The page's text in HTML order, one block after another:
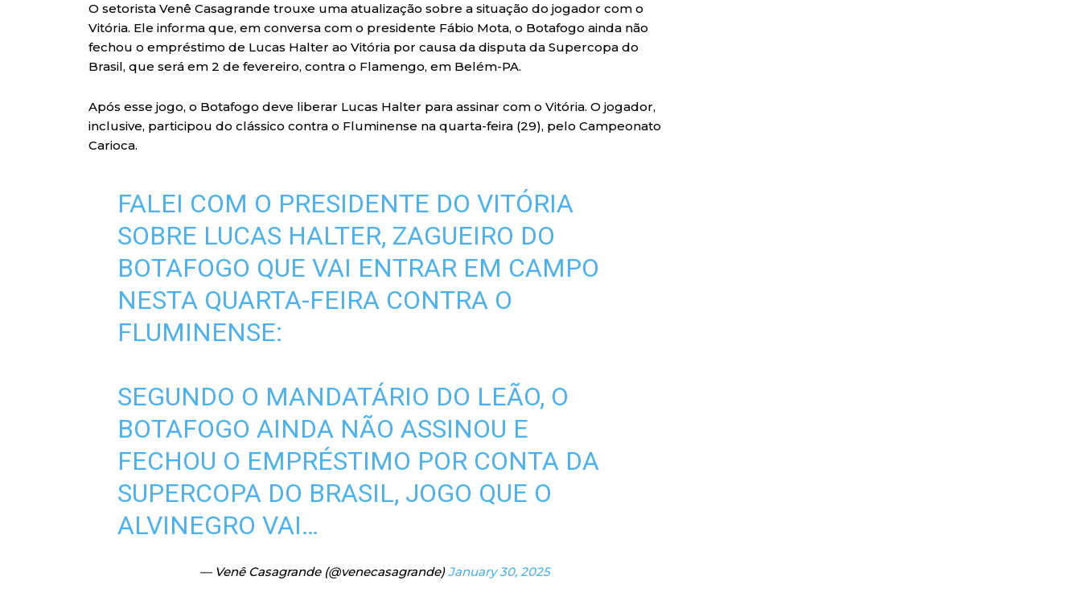
O setorista Venê Casagrande trouxe uma atualização sobre a situação do jogador com o
Vitória. Ele informa que, em conversa com o presidente Fábio Mota, o Botafogo ainda não
fechou o empréstimo de Lucas Halter ao Vitória por causa da disputa da Supercopa do
Brasil, que será em 2 de fevereiro, contra o Flamengo, em Belém-PA.
Após esse jogo, o Botafogo deve liberar Lucas Halter para assinar com o Vitória. O jogador,
inclusive, participou do clássico contra o Fluminense na quarta-feira (29), pelo Campeonato
Carioca.
FALEI COM O PRESIDENTE DO VITÓRIA
SOBRE LUCAS HALTER, ZAGUEIRO DO
BOTAFOGO QUE VAI ENTRAR EM CAMPO
NESTA QUARTA-FEIRA CONTRA O
FLUMINENSE:
SEGUNDO O MANDATÁRIO DO LEÃO, O
BOTAFOGO AINDA NÃO ASSINOU E
FECHOU O EMPRÉSTIMO POR CONTA DA
SUPERCOPA DO BRASIL, JOGO QUE O
ALVINEGRO VAI…
— Venê Casagrande (@venecasagrande)January 30, 2025